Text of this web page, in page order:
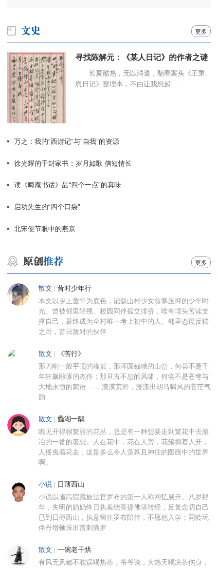
更多
寻找陈解元：《某人日记》的作者之谜
长夏酷热，无以消遣，翻看案头《王秉
恩日记》整理本，不由让我想起……
万之：我的“西游记”与“自我”的资源
徐光耀的千封家书：岁月如歌 信短情长
读《晦庵书话》品“四个一点”的真味
启功先生的“四个口袋”
北宋使节眼中的燕京
更多
散文 昔时少年行
本文以乡土童年为底色，记叙山村少女贫寒压抑的少年时
光。曾被邻里轻视、校园同伴孤立排挤，唯有埋头苦读支
撑自己，最终成为全村唯一考上初中的人。邻里态度反转
之后，昔日敌对的伙伴
散文 《苦行》
那刀削一般平顶的峰巅，那浑圆巍峨的山峦，何尝不是千
年狂飙雕琢的杰作；那亘古不息的风啸，何尝不是苍穹与
大地永恒的絮语…… 漠漠荒野，漫漾出胡马啸风的苍茫气
韵
散文 蠡湖一隅
瞧见开得很繁丽的花丛，总是有一种想要走到繁花中去游
冶的一番的奢想。人在花中，花在人旁，花簇拥着人开，
人摇曳着花去，这是多么令人羡慕且神往的图画中的世界
啊。
小说 日薄西山
小说以省高院藏族法官罗布的第一人称回忆展开。八岁那
年，失明的奶奶终日执着绕菩提佛塔转经，反复念叨自己
已到日薄西山，执意留住罗布陪伴，不愿他入学；同龄玩
伴丹增顿珠出言刺痛罗
散文 一碗老干烘
有风无风都不耽误喝热茶，爷爷说，大热天喝凉茶伤身，